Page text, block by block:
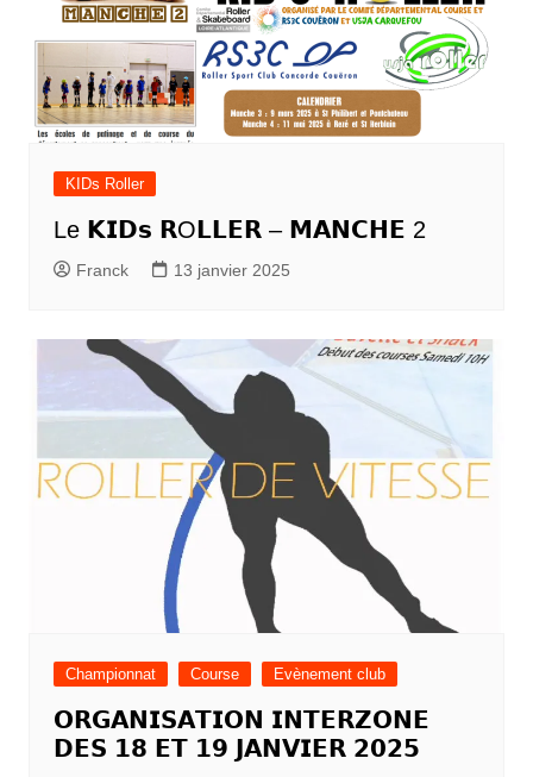
KIDs Roller
Le 𝗞𝗜𝗗𝘀 𝗥O𝗟𝗟𝗘𝗥 – 𝗠𝗔𝗡𝗖𝗛𝗘 2
Franck 13 janvier 2025
Championnat Course Evènement club
𝗢𝗥𝗚𝗔𝗡𝗜𝗦𝗔𝗧𝗜𝗢𝗡 𝗜𝗡𝗧𝗘𝗥𝗭𝗢𝗡𝗘
𝗗𝗘𝗦 𝟭𝟴 𝗘𝗧 𝟭𝟵 𝗝𝗔𝗡𝗩𝗜𝗘𝗥 𝟮𝟬𝟮𝟱